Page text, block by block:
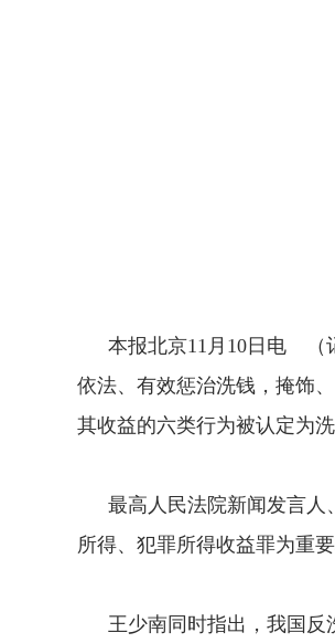
本报北京11月10日电 （记
依法、有效惩治洗钱，掩饰
其收益的六类行为被认定为
最高人民法院新闻发言人
所得、犯罪所得收益罪为重
王少南同时指出，我国反